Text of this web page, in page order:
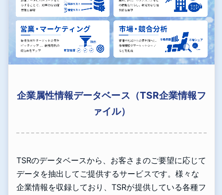
企業属性情報データベース（TSR企業情報フ
ァイル）
TSRのデータベースから、お客さまのご要望に応じて
データを抽出してご提供するサービスです。様々な
企業情報を収録しており、TSRが提供している各種フ